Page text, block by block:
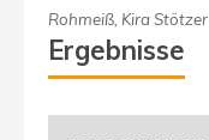
Rohmeiß, Kira Stötzer
Ergebnisse